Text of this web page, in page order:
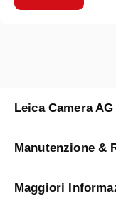
Leica Camera AG
Manutenzione &
Maggiori